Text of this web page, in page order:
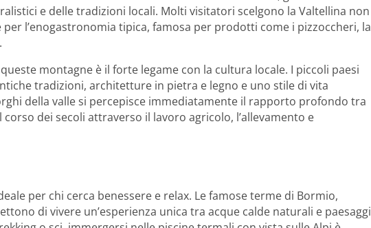
e delle tradizioni locali. Molti visitatori scelgono la Valtellina non
l’enogastronomia tipica, famosa per prodotti come i pizzoccheri, la
montagne è il forte legame con la cultura locale. I piccoli paesi
tradizioni, architetture in pietra e legno e uno stile di vita
della valle si percepisce immediatamente il rapporto profondo tra
dei secoli attraverso il lavoro agricolo, l’allevamento e
per chi cerca benessere e relax. Le famose terme di Bormio,
di vivere un’esperienza unica tra acque calde naturali e paesaggi